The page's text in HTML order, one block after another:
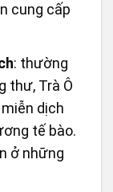
cung cấp
: thường
thư, Trà Ô
dịch
tế bào.
ở những